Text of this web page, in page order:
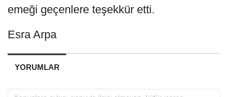
emeği geçenlere teşekkür etti.
Esra Arpa
YORUMLAR